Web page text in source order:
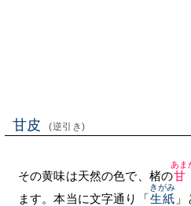
甘皮 (逆引き)
その黄味は天然の色で、楮の甘
あま
ます。本当に文字通り「生紙
きがみ